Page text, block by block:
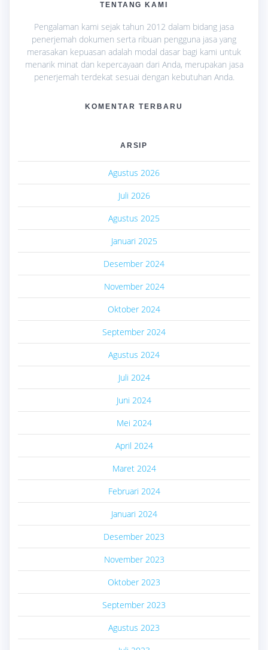
TENTANG KAMI
Pengalaman kami sejak tahun 2012 dalam bidang jasa
penerjemah dokumen serta ribuan pengguna jasa yang
merasakan kepuasan adalah modal dasar bagi kami untuk
menarik minat dan kepercayaan dari Anda, merupakan jasa
penerjemah terdekat sesuai dengan kebutuhan Anda.
KOMENTAR TERBARU
ARSIP
Agustus 2026
Juli 2026
Agustus 2025
Januari 2025
Desember 2024
November 2024
Oktober 2024
September 2024
Agustus 2024
Juli 2024
Juni 2024
Mei 2024
April 2024
Maret 2024
Februari 2024
Januari 2024
Desember 2023
November 2023
Oktober 2023
September 2023
Agustus 2023